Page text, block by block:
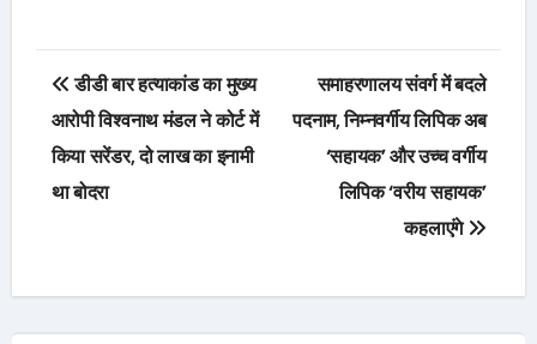
Post
navigation
डीडी बार हत्याकांड का मुख्य
आरोपी विश्वनाथ मंडल ने कोर्ट में
किया सरेंडर, दो लाख का इनामी
था बोदरा
समाहरणालय संवर्ग में बदले
पदनाम, निम्नवर्गीय लिपिक अब
‘सहायक’ और उच्च वर्गीय
लिपिक ‘वरीय सहायक’
कहलाएंगे